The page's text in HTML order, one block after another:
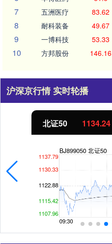
7 五洲医疗 83.62
8 耐科装备 49.67
9 一博科技 53.33
10 方邦股份 146.16
沪深京行情 实时轮播
北证50 1134.24